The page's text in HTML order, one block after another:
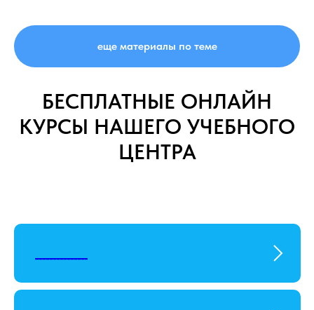
еще материалы по теме
БЕСПЛАТНЫЕ ОНЛАЙН
КУРСЫ НАШЕГО УЧЕБНОГО
ЦЕНТРА